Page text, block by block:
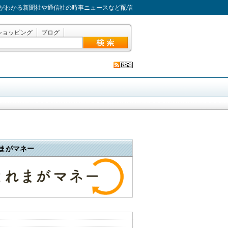
わかる新聞社や通信社の時事ニュースなど配信
ョッピング ブログ
がマネー